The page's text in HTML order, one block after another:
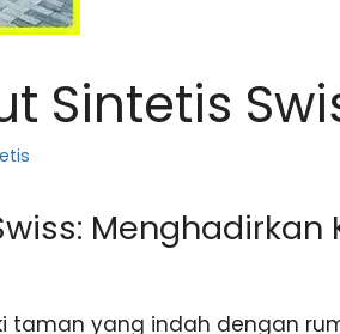
Sintetis
Menghadirkan
taman yang indah dengan